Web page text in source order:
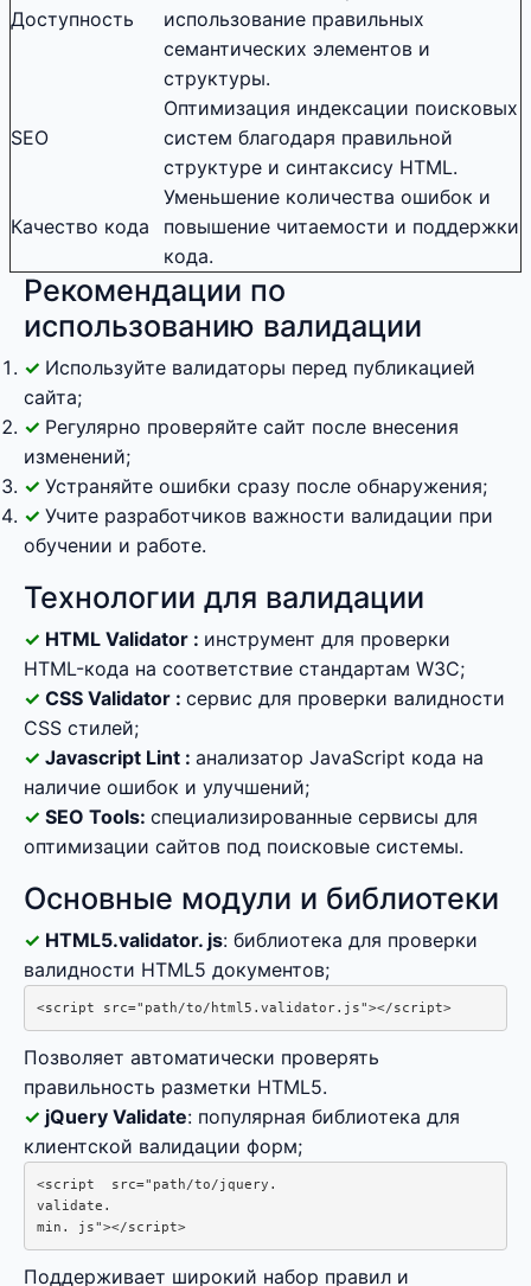
Доступность
использование правильных
семантических элементов и
структуры.
SEO
Оптимизация индексации поисковых
систем благодаря правильной
структуре и синтаксису HTML.
Качество кода
Уменьшение количества ошибок и
повышение читаемости и поддержки
кода.
Рекомендации по
использованию валидации
Используйте валидаторы перед публикацией
сайта;
Регулярно проверяйте сайт после внесения
изменений;
Устраняйте ошибки сразу после обнаружения;
Учите разработчиков важности валидации при
обучении и работе.
Технологии для валидации
HTML Validator : инструмент для проверки
HTML-кода на соответствие стандартам W3C;
CSS Validator : сервис для проверки валидности
CSS стилей;
Javascript Lint : анализатор JavaScript кода на
наличие ошибок и улучшений;
SEO Tools: специализированные сервисы для
оптимизации сайтов под поисковые системы.
Основные модули и библиотеки
HTML5.validator. js: библиотека для проверки
валидности HTML5 документов;
<script src="path/to/html5.validator.js"></script>
Позволяет автоматически проверять
правильность разметки HTML5.
jQuery Validate: популярная библиотека для
клиентской валидации форм;
<script  src="path/to/jquery.
validate.
min. js"></script>
Поддерживает широкий набор правил и